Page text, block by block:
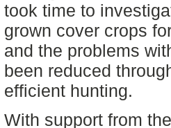
took time to
grown cover crops
and the problems
been reduced
efficient hunting.
With support from